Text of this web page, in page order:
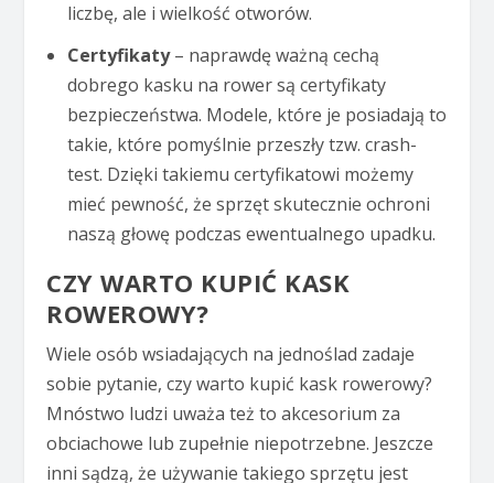
liczbę, ale i wielkość otworów.
Certyfikaty– naprawdę ważną cechą
dobrego kasku na rower są certyfikaty
bezpieczeństwa. Modele, które je posiadają to
takie, które pomyślnie przeszły tzw. crash-
test. Dzięki takiemu certyfikatowi możemy
mieć pewność, że sprzęt skutecznie ochroni
naszą głowę podczas ewentualnego upadku.
CZY WARTO KUPIĆ KASK
ROWEROWY?
Wiele osób wsiadających na jednoślad zadaje
sobie pytanie, czy warto kupić kask rowerowy?
Mnóstwo ludzi uważa też to akcesorium za
obciachowe lub zupełnie niepotrzebne. Jeszcze
inni sądzą, że używanie takiego sprzętu jest